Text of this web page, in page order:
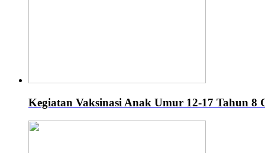
Kegiatan Vaksinasi Anak Umur 12-17 Tahun 8